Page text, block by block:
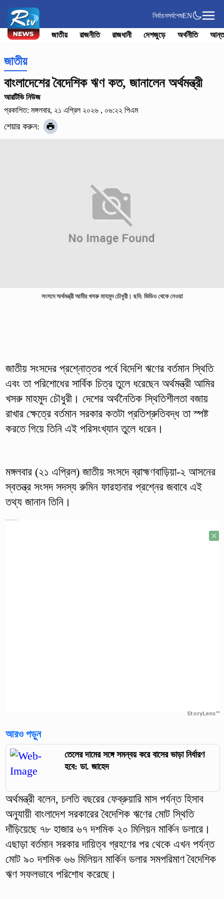
নির্বাচনসর্বশেষEN
জাতীয় রাজনীতি রাজধানী দেশজুড়ে অর্থনীতি
জাতীয়
বাংলাদেশের বৈদেশিক ঋণ কত, জানালেন অর্থমন্ত্রী
আরটিভি নিউজ
প্রকাশিত: মঙ্গলবার, ২১ এপ্রিল ২০২৬ , ০৬:২২ পিএম
শেয়ার করুন:
সংসদে অর্থমন্ত্রী আমীর খসরু মাহমুদ চৌধুরী। ছবি: ভিডিও থেকে নেওয়া
জাতীয় সংসদের প্রশ্নোত্তর পর্বে বিদেশি ঋণের বর্তমান স্থিতি
এবং তা পরিশোধের সার্বিক চিত্র তুলে ধরেছেন অর্থমন্ত্রী আমির
খসরু মাহমুদ চৌধুরী। দেশের অর্থনৈতিক স্থিতিশীলতা বজায়
রাখার ক্ষেত্রে বর্তমান সরকার কতটা প্রতিশ্রুতিবদ্ধ তা স্পষ্ট
করতে গিয়ে তিনি এই পরিসংখ্যান তুলে ধরেন।
মঙ্গলবার (২১ এপ্রিল) জাতীয় সংসদে ব্রাহ্মণবাড়িয়া-২ আসনের
স্বতন্ত্র সংসদ সদস্য রুমিন ফারহানার প্রশ্নের জবাবে এই
তথ্য জানান তিনি।
StoryLens™
আরও পড়ুন
তেলের দামের সঙ্গে সমন্বয় করে বাসের ভাড়া নির্ধারণ
হবে: ডা. জাহেদ
অর্থমন্ত্রী বলেন, চলতি বছরের ফেব্রুয়ারি মাস পর্যন্ত হিসাব
অনুযায়ী বাংলাদেশ সরকারের বৈদেশিক ঋণের মোট স্থিতি
দাঁড়িয়েছে ৭৮ হাজার ৬৭ দশমিক ২০ মিলিয়ন মার্কিন ডলারে।
এছাড়া বর্তমান সরকার দায়িত্ব গ্রহণের পর থেকে এখন পর্যন্ত
মোট ৯০ দশমিক ৬৬ মিলিয়ন মার্কিন ডলার সমপরিমাণ বৈদেশিক
ঋণ সফলভাবে পরিশোধ করেছে।